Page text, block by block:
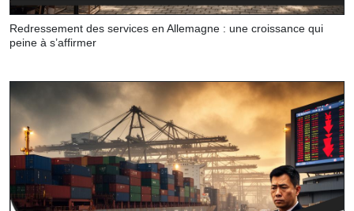
Redressement des services en Allemagne : une croissance qui
peine à s’affirmer